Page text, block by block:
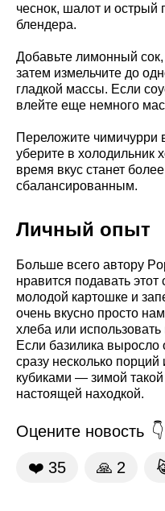
чеснок, шалот и острый
блендера.
Добавьте лимонный
затем измельчите до
гладкой массы. Если
влейте еще немного
Переложите чимичурри
уберите в холодильник
время вкус станет
сбалансированным.
Личный опыт
Больше всего автору
нравится подавать
молодой картошке и
очень вкусно просто
хлеба или
Если базилика выросло
сразу несколько
кубиками — зимой
настоящей находкой.
Оцените новость
❤️ 35 🙏 2